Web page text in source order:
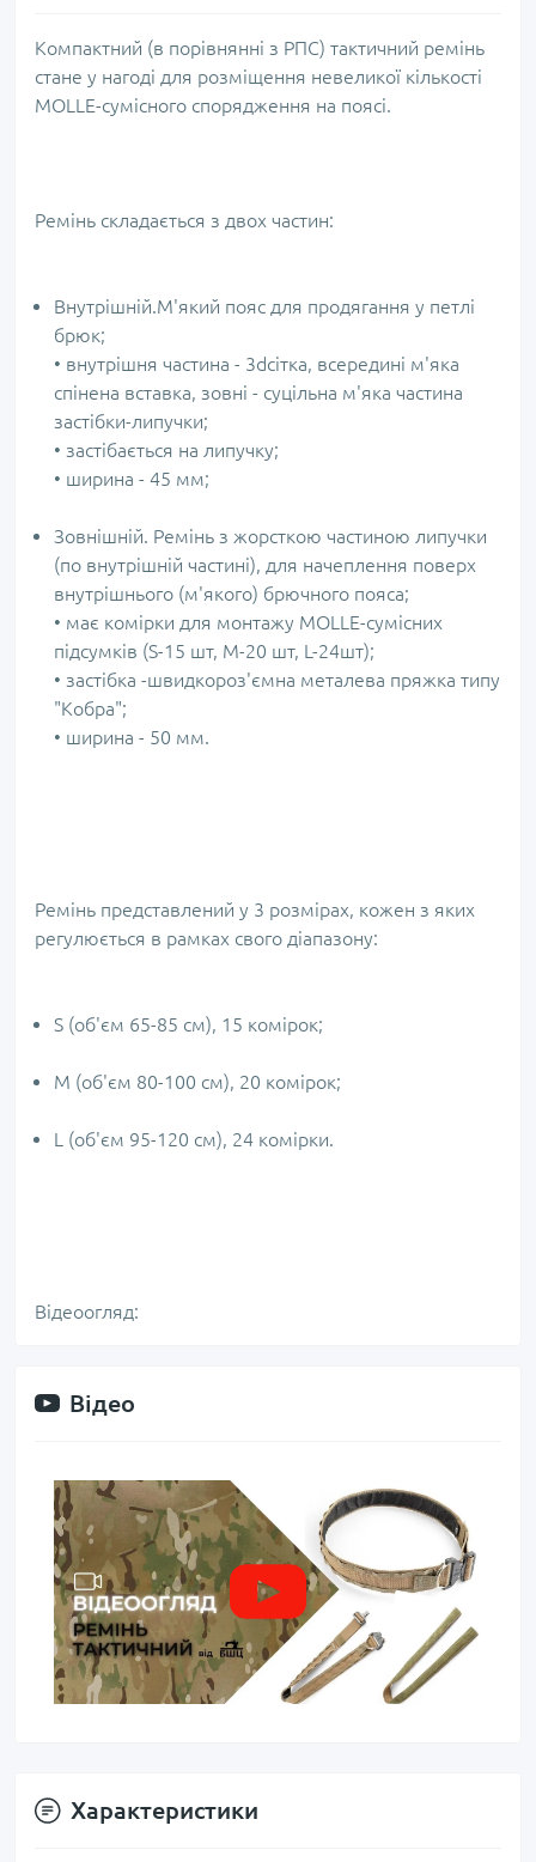
Компактний (в порівнянні з РПС) тактичний ремінь
стане у нагоді для розміщення невеликої кількості
MOLLE-сумісного спорядження на поясі.
Ремінь складається з двох частин:
Внутрішній.М'який пояс для продягання у петлі
брюк;
• внутрішня частина - 3dсітка, всередині м'яка
спінена вставка, зовні - суцільна м'яка частина
застібки-липучки;
• застібається на липучку;
• ширина - 45 мм;
Зовнішній. Ремінь з жорсткою частиною липучки
(по внутрішній частині), для начеплення поверх
внутрішнього (м'якого) брючного пояса;
• має комірки для монтажу MOLLE-сумісних
підсумків (S-15 шт, M-20 шт, L-24шт);
• застібка -швидкороз'ємна металева пряжка типу
"Кобра";
• ширина - 50 мм.
Ремінь представлений у 3 розмірах, кожен з яких
регулюється в рамках свого діапазону:
S (об'єм 65-85 см), 15 комірок;
M (об'єм 80-100 см), 20 комірок;
L (об'єм 95-120 см), 24 комірки.
Відеоогляд:
Відео
Характеристики